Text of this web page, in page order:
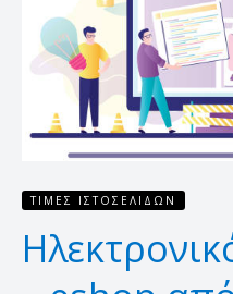
ΤΙΜΈΣ ΙΣΤΟΣΕΛΊΔΩΝ